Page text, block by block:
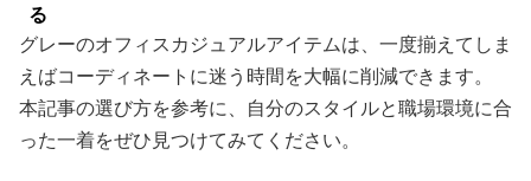
る
グレーのオフィスカジュアルアイテムは、一度揃えてしま
えばコーディネートに迷う時間を大幅に削減できます。
本記事の選び方を参考に、自分のスタイルと職場環境に合
った一着をぜひ見つけてみてください。